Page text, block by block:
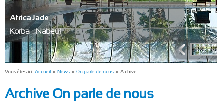
Africa Jade
Korba - Nabeul
Vous êtes ici :Accueil » News » On parle de nous » Archive
Archive On parle de nous